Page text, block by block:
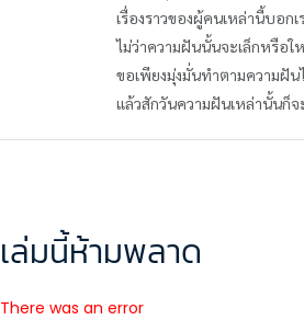
เรื่องราวของผู้คนเหล่านี้บอกเ
ไม่ว่าความฝันนั้นจะเล็กหรือ
ขอเพียงมุ่งมั่นทำตามความฝั
แล้วสักวันความฝันเหล่านั้นก็
เล่มนี้ห้ามพลาด
There was an error